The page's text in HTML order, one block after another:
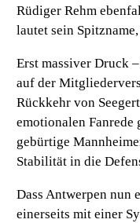
Rüdiger Rehm
lautet sein
Erst massiver Druck
auf der
Rückkehr von
emotionalen
gebürtige
Stabilität in die
Dass Antwerpen nun
einerseits mit einer